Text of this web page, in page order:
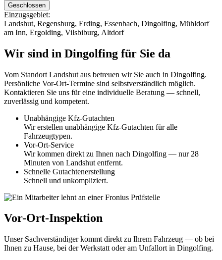
Geschlossen
Einzugsgebiet:
Landshut, Regensburg, Erding, Essenbach, Dingolfing, Mühldorf
am Inn, Ergolding, Vilsbiburg, Altdorf
Wir sind in Dingolfing für Sie da
Vom Standort Landshut aus betreuen wir Sie auch in Dingolfing.
Persönliche Vor-Ort-Termine sind selbstverständlich möglich.
Kontaktieren Sie uns für eine individuelle Beratung — schnell,
zuverlässig und kompetent.
Unabhängige Kfz-Gutachten
Wir erstellen unabhängige Kfz-Gutachten für alle
Fahrzeugtypen.
Vor-Ort-Service
Wir kommen direkt zu Ihnen nach Dingolfing — nur 28
Minuten von Landshut entfernt.
Schnelle Gutachtenerstellung
Schnell und unkompliziert.
Vor-Ort-Inspektion
Unser Sachverständiger kommt direkt zu Ihrem Fahrzeug — ob bei
Ihnen zu Hause, bei der Werkstatt oder am Unfallort in Dingolfing.